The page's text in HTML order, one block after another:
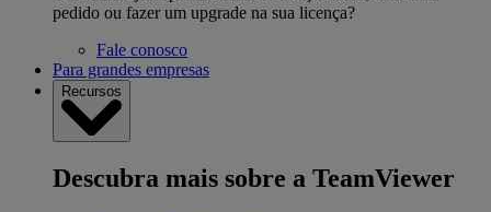
pedido ou fazer um upgrade na sua licença?
Fale conosco
Para grandes empresas
Recursos
Descubra mais sobre a TeamViewer